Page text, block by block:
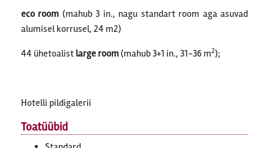
eco room (mahub 3 in., nagu standart room aga asuvad
alumisel korrusel, 24 m2)
44 ühetoalist large room(mahub 3+1 in., 31-36 m2);
Hotelli pildigalerii
Toatüübid